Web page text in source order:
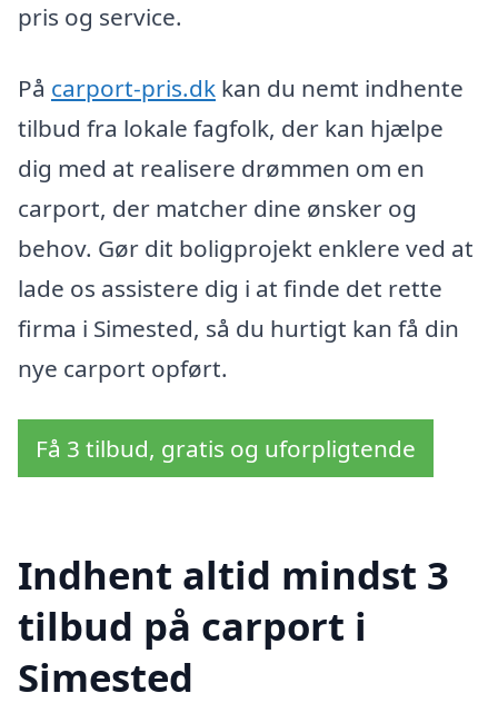
pris og service.
På carport-pris.dk kan du nemt indhente
tilbud fra lokale fagfolk, der kan hjælpe
dig med at realisere drømmen om en
carport, der matcher dine ønsker og
behov. Gør dit boligprojekt enklere ved at
lade os assistere dig i at finde det rette
firma i Simested, så du hurtigt kan få din
nye carport opført.
Få 3 tilbud, gratis og uforpligtende
Indhent altid mindst 3
tilbud på carport i
Simested